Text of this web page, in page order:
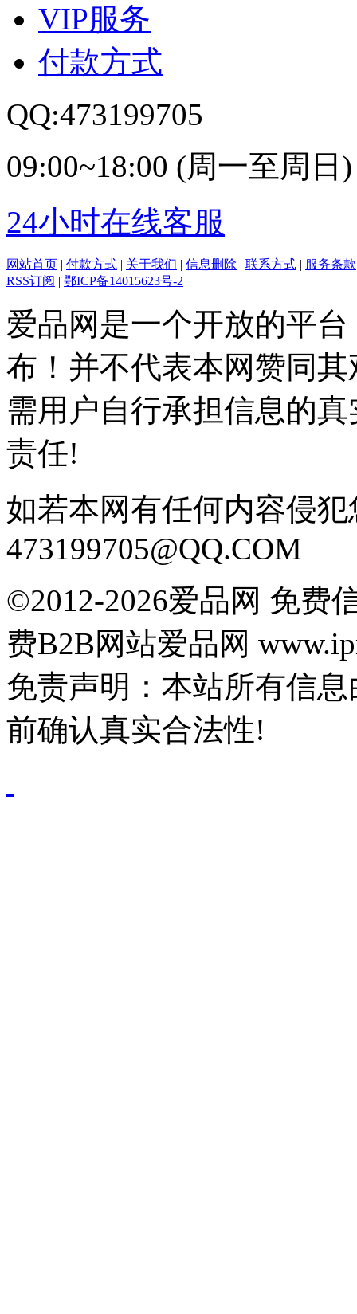
VIP服务
付款方式
QQ:473199705
09:00~18:00 (周一至周日)
24小时在线客服
网站首页 | 付款方式 | 关于我们 | 信息删除 | 联系方式 | 服务条款
RSS订阅 | 鄂ICP备14015623号-2
爱品网是一个开放的平
布！并不代表本网赞同
需用户自行承担信息的
责任!
如若本网有任何内容侵
473199705@QQ.COM
©2012-2026爱品网 免费
费B2B网站爱品网
免责声明：本站所有信
前确认真实合法性!